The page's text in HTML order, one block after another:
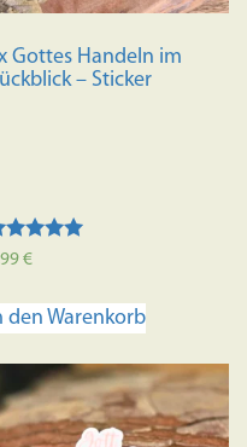
Gottes Handeln im
– Sticker
mit
€
den Warenkorb